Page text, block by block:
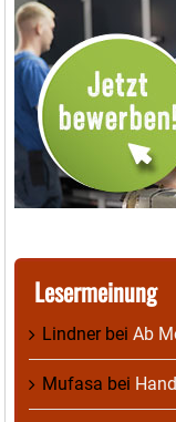
Lesermeinung
Lindnerbei Ab
Mufasa bei